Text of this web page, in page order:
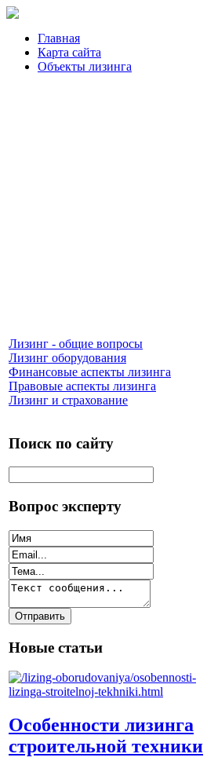
Главная
Карта сайта
Объекты лизинга
Лизинг - общие вопросы
Лизинг оборудования
Финансовые аспекты лизинга
Правовые аспекты лизинга
Лизинг и страхование
Поиск по сайту
Вопрос эксперту
Новые статьи
Особенности лизинга
строительной техники